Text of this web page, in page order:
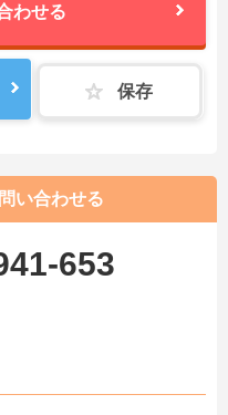
わせる
保存
い合わせる
653